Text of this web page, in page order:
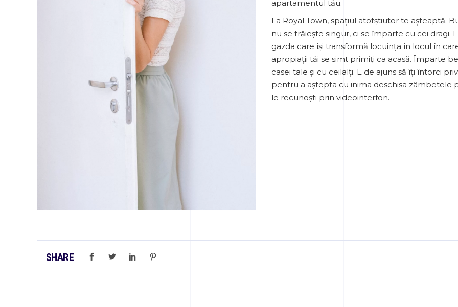
apartamentul tău.
La Royal Town, spațiul atotștiutor te așteaptă.
nu se trăiește singur, ci se împarte cu cei dragi.
gazda care își transformă locuința în locul în
apropiații tăi se simt primiți ca acasă. Împarte
casei tale și cu ceilalți. E de ajuns să îți întorci
pentru a aștepta cu inima deschisa zâmbetele
le recunoști prin videointerfon.
SHARE